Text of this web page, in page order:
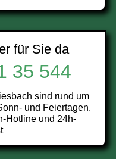
für Sie da
35 544
sind rund um
und Feiertagen.
Hotline und 24h-